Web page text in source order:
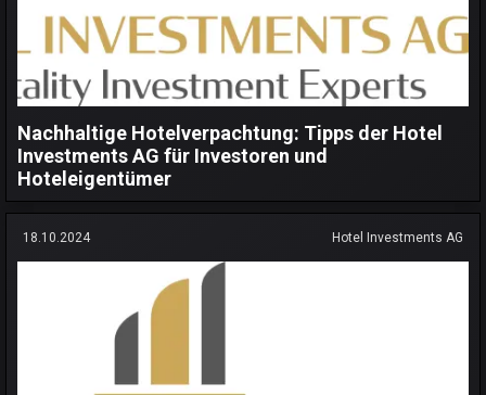
Nachhaltige Hotelverpachtung: Tipps der Hotel
Investments AG für Investoren und
Hoteleigentümer
18.10.2024 Hotel Investments AG